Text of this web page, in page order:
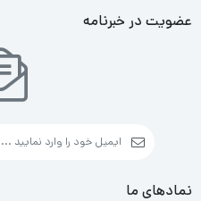
• نگهداری دوره‌ای برای حفظ کیفیت
عضویت در خبرنامه
نمادهای ما